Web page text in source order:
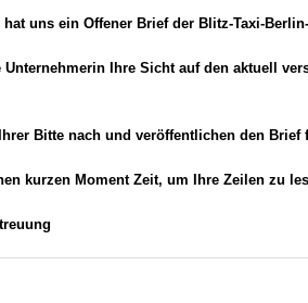
uns ein Offener Brief der Blitz-Taxi-
Unternehmerin Ihre Sicht auf den aktuell
Bitte nach und veröffentlichen den Brief
kurzen Moment Zeit, um Ihre Zeilen zu